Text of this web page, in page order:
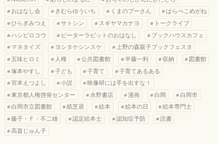
おはなし会
きむらゆういち くまのプーさん
はらぺこめがね
ひらぎみつえ
サトシン スギヤマカナヨ
トークライブ
ハシビロコウ
ピーターラビットのおはなし
ブックハウスカフェ
マネタイズ
ヨシタケシンスケ
上野の森親子ブックフェスタ
五味ヒロミ
人権 公共図書館 半藤一利 収納
図書館
塚本やすし
子ども 子育て
子育てあるある
宮本えつよし
小説
映像研には手を出すな！
東京都人権啓発センター
水野書店 漫画 白岡
白岡市
白岡市立図書館
紙芝居 絵本 絵本の日
絵本専門士
藤子・Ｆ・不二雄
認定絵本士 認知症予防
読書
高畠じゅん子